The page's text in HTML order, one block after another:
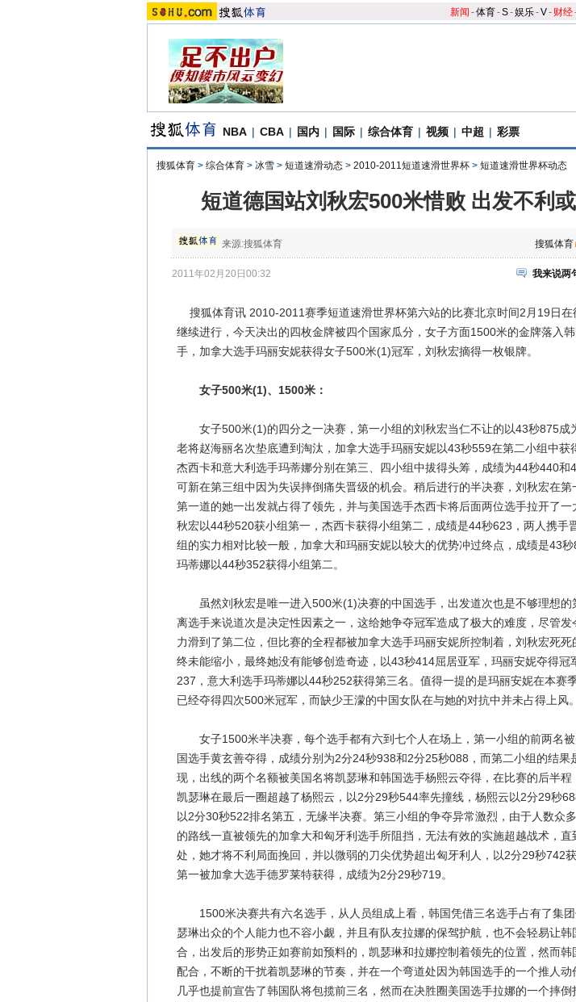
新闻 -体育-S-娱乐-V- 财经
NBA | CBA | 国内 | 国际 | 综合体育 | 视频 | 中超 | 彩票
搜狐体育 > 综合体育 > 冰雪 > 短道速滑动态 > 2010-2011短道速滑世界杯 > 短道速滑世界杯动态
短道德国站刘秋宏500米惜败 出发不利
来源:搜狐体育 搜狐体育
2011年02月20日00:32 我来说两
搜狐体育讯 2010-2011赛季短道速滑世界杯第六站的比赛北京时间2月19日在
继续进行，今天决出的四枚金牌被四个国家瓜分，女子方面1500米的金牌落入
手，加拿大选手玛丽安妮获得女子500米(1)冠军，刘秋宏摘得一枚银牌。
女子500米(1)、1500米：
女子500米(1)的四分之一决赛，第一小组的刘秋宏当仁不让的以43秒875成
老将赵海丽名次垫底遭到淘汰，加拿大选手玛丽安妮以43秒559在第二小组中获
杰西卡和意大利选手玛蒂娜分别在第三、四小组中拔得头筹，成绩为44秒440和
可新在第三组中因为失误摔倒痛失晋级的机会。稍后进行的半决赛，刘秋宏在第
第一道的她一出发就占得了领先，并与美国选手杰西卡将后面两位选手拉开了一
秋宏以44秒520获小组第一，杰西卡获得小组第二，成绩是44秒623，两人携手
组的实力相对比较一般，加拿大和玛丽安妮以较大的优势冲过终点，成绩是43
玛蒂娜以44秒352获得小组第二。
虽然刘秋宏是唯一进入500米(1)决赛的中国选手，出发道次也是不够理想的
离选手来说道次是决定性因素之一，这给她争夺冠军造成了极大的难度，尽管发
力滑到了第二位，但比赛的全程都被加拿大选手玛丽安妮所控制着，刘秋宏死死
终未能缩小，最终她没有能够创造奇迹，以43秒414屈居亚军，玛丽安妮夺得冠
237，意大利选手玛蒂娜以44秒252获得第三名。值得一提的是玛丽安妮在本赛
已经夺得四次500米冠军，而缺少王濛的中国女队在与她的对抗中并未占得上风。
女子1500米半决赛，每个选手都有六到七个人在场上，第一小组的前两名被
国选手黄玄善夺得，成绩分别为2分24秒938和2分25秒088，而第二小组的结果
现，出线的两个名额被美国名将凯瑟琳和韩国选手杨熙云夺得，在比赛的后半程
凯瑟琳在最后一圈超越了杨熙云，以2分29秒544率先撞线，杨熙云以2分29秒
以2分30秒522排名第五，无缘半决赛。第三小组的争夺异常激烈，由于人数众
的路线一直被领先的加拿大和匈牙利选手所阻挡，无法有效的实施超越战术，直
处，她才将不利局面挽回，并以微弱的刀尖优势超出匈牙利人，以2分29秒742
第一被加拿大选手德罗莱特获得，成绩为2分29秒719。
1500米决赛共有六名选手，从人员组成上看，韩国凭借三名选手占有了集团
瑟琳出众的个人能力也不容小觑，并且有队友拉娜的保驾护航，也不会轻易让韩
合，出发后的形势正如赛前如预料的，凯瑟琳和拉娜控制着领先的位置，然而韩
配合，不断的干扰着凯瑟琳的节奏，并在一个弯道处因为韩国选手的一个推人动
几乎也提前宣告了韩国队将包揽前三名，然而在决胜圈美国选手拉娜的一个摔倒